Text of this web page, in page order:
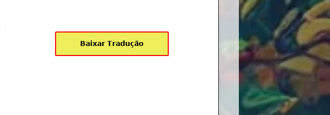
𝗕𝗮𝗶𝘅𝗮𝗿 𝗧𝗿𝗮𝗱𝘂𝗰̧𝗮̃𝗼